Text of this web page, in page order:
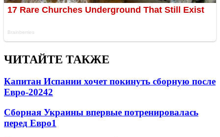
ЧИТАЙТЕ ТАКЖЕ
Капитан Испании хочет покинуть сборную после
Евро-20242
Сборная Украины впервые потренировалась
перед Евро1